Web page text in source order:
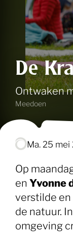
De
Ontwaken
Meedoen
ma. 25
Op
en Yvonne
verstilde
de natuur.
omgeving